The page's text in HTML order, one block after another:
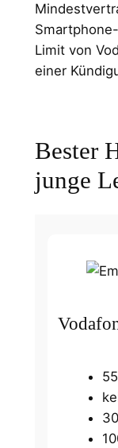
Limit von
einer
Bester
junge